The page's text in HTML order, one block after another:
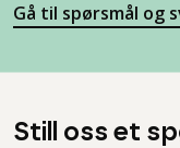
Gå til spørsmål og
Still oss et